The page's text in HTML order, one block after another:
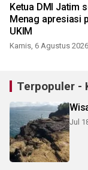
Ketua DMI Jatim
Menag apresiasi
UKIM
Kamis, 6 Agustus 2026
Terpopuler -
Jul